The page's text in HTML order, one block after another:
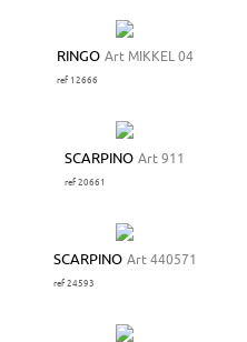
RINGO Art MIKKEL 04
ref 12666
SCARPINO Art 911
ref 20661
SCARPINO Art 440571
ref 24593